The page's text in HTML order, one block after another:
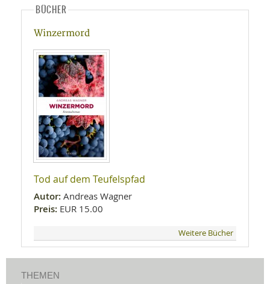
BÜCHER
Winzermord
Tod auf dem Teufelspfad
Autor: Andreas Wagner
Preis: EUR 15.00
Weitere Bücher
THEMEN